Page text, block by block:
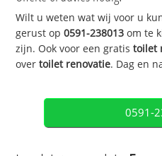
Wilt u weten wat wij voor u
gerust op0591-238013 om te
zijn. Ook voor een gratistoilet
overtoilet renovatie. Dag en
0591-